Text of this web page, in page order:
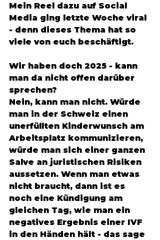
Mein Reel dazu auf Social
Media ging letzte Woche viral
- denn dieses Thema hat so
viele von euch beschäftigt.
Wir haben doch 2025 - kann
man da nicht offen darüber
sprechen?
Nein, kann man nicht. Würde
man in der Schweiz einen
unerfüllten Kinderwunsch am
Arbeitsplatz kommunizieren,
würde man sich einer ganzen
Salve an juristischen Risiken
aussetzen. Wenn man etwas
nicht braucht, dann ist es
noch eine Kündigung am
gleichen Tag, wie man ein
negatives Ergebnis einer IVF
in den Händen hält - das sage